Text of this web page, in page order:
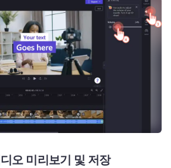
오 미리보기 및 저장